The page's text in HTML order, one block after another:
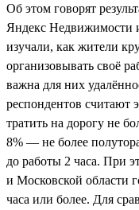
Об этом говорят
Яндекс Недвижимости
изучали, как жители
организовывать своё
важна для них
респондентов считают
тратить на дорогу не
8% — не более
до работы 2 часа. При
и Московской области
часа или более. Для